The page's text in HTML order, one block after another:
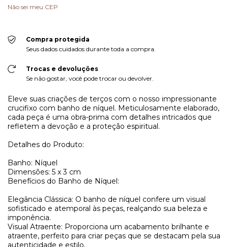
Não sei meu CEP
Compra protegida
Seus dados cuidados durante toda a compra.
Trocas e devoluções
Se não gostar, você pode trocar ou devolver.
Eleve suas criações de terços com o nosso impressionante
crucifixo com banho de níquel. Meticulosamente elaborado,
cada peça é uma obra-prima com detalhes intricados que
refletem a devoção e a proteção espiritual.
Detalhes do Produto:
Banho: Níquel
Dimensões: 5 x 3 cm
Benefícios do Banho de Níquel:
Elegância Clássica: O banho de níquel confere um visual
sofisticado e atemporal às peças, realçando sua beleza e
imponência.
Visual Atraente: Proporciona um acabamento brilhante e
atraente, perfeito para criar peças que se destacam pela sua
autenticidade e estilo.